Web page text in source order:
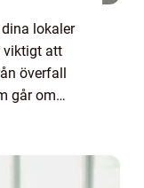
lokaler
viktigt att
överfall
går om